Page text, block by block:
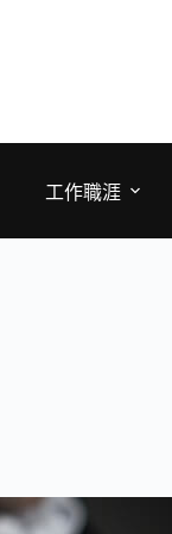
工作職涯